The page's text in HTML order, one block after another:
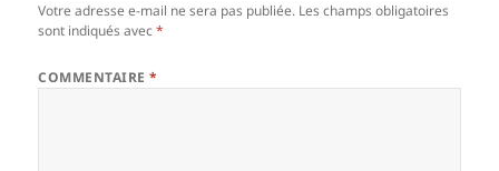
Votre adresse e-mail ne sera pas publiée. Les champs obligatoires
sont indiqués avec*
COMMENTAIRE*